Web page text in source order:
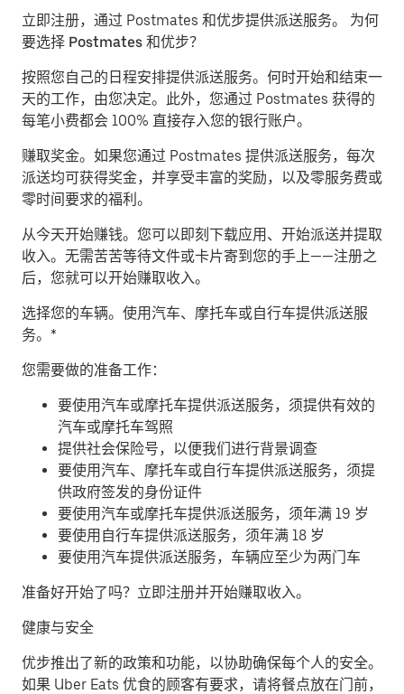
立即注册，通过 Postmates 和优步提供派送服务。 为何
要选择 Postmates 和优步？
按照您自己的日程安排提供派送服务。 何时开始和结束一
天的工作，由您决定。此外，您通过 Postmates 获得的
每笔小费都会 100% 直接存入您的银行账户。
赚取奖金。 如果您通过 Postmates 提供派送服务，每次
派送均可获得奖金，并享受丰富的奖励，以及零服务费或
零时间要求的福利。
从今天开始赚钱。 您可以即刻下载应用、开始派送并提取
收入。无需苦苦等待文件或卡片寄到您的手上——注册之
后，您就可以开始赚取收入。
​选择您的车辆。使用汽车、摩托车或自行车提供派送服
务。*
您需要做的准备工作：
要使用汽车或摩托车提供派送服务，须提供有效的
汽车或摩托车驾照
提供社会保险号，以便我们进行背景调查
要使用汽车、摩托车或自行车提供派送服务，须提
供政府签发的身份证件
要使用汽车或摩托车提供派送服务，须年满 19 岁
要使用自行车提供派送服务，须年满 18 岁
要使用汽车提供派送服务，车辆应至少为两门车
准备好开始了吗？立即注册并开始赚取收入。
健康与安全
优步推出了新的政策和功能，以协助确保每个人的安全。
如果 Uber Eats 优食的顾客有要求，请将餐点放在门前，